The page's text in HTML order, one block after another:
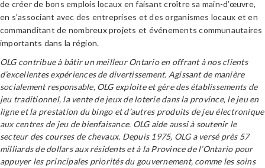
de créer de bons emplois locaux en faisant croître sa main-d’œuvre,
en s’associant avec des entreprises et des organismes locaux et en
commanditant de nombreux projets et événements communautaires
importants dans la région.
OLG contribue à bâtir un meilleur Ontario en offrant à nos clients
d’excellentes expériences de divertissement. Agissant de manière
socialement responsable, OLG exploite et gère des établissements de
jeu traditionnel, la vente de jeux de loterie dans la province, le jeu en
ligne et la prestation du bingo et d’autres produits de jeu électronique
aux centres de jeu de bienfaisance. OLG aide aussi à soutenir le
secteur des courses de chevaux. Depuis 1975, OLG a versé près 57
milliards de dollars aux résidents et à la Province de l’Ontario pour
appuyer les principales priorités du gouvernement, comme les soins